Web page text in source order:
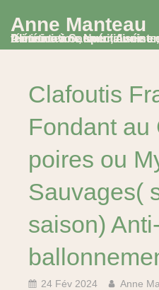
Anne Manteau
Diététicienne Nutritionniste, Experte en Nutrition et Alimentation, spécialisée en
Clafoutis
Fondant au
poires ou
Sauvages(
saison) Anti-
24 Fév 2024 Anne